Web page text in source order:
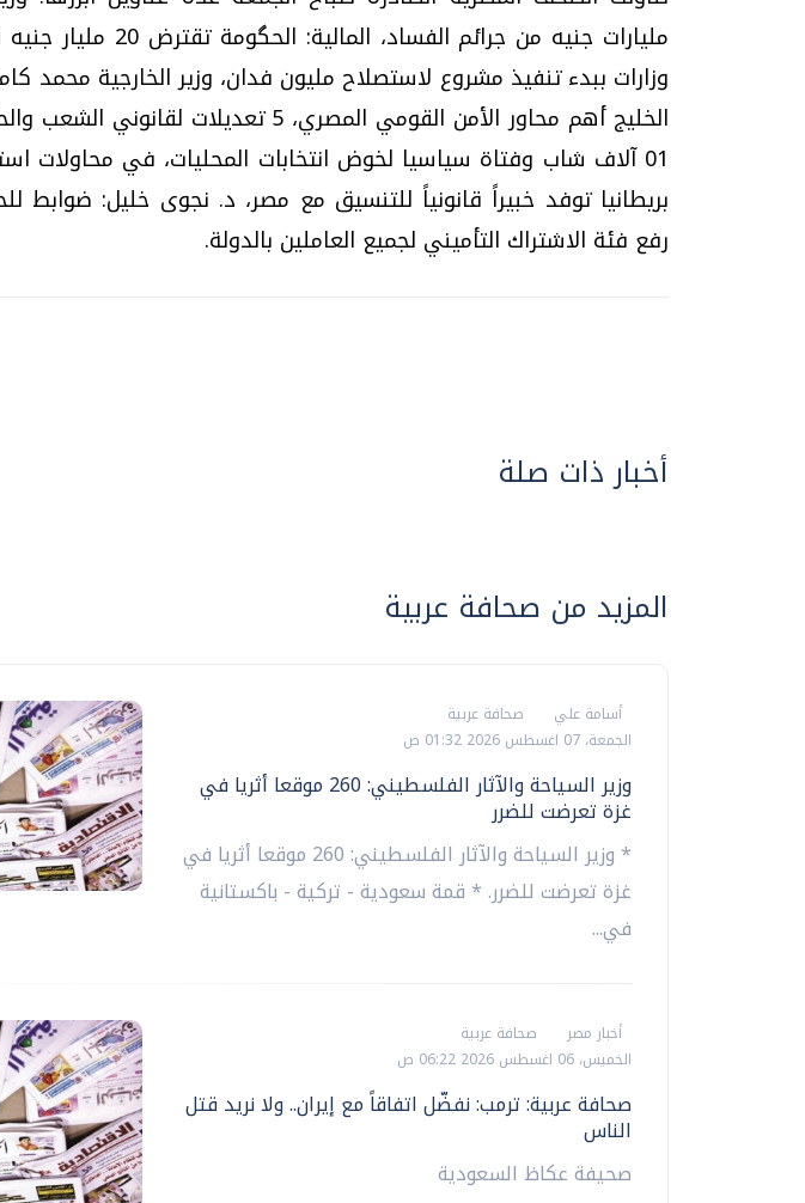
‬وزارات ببدء تنفيذ مشروع لاستصلاح مليون
الخليج أهم محاور الأمن القومي المصري، 5 تعديلات لقانوني الشعب
‏10‏ آلاف شاب وفتاة سياسيا لخوض انتخابات المحليات، في محاولات
بريطانيا توفد خبيراً قانونياً للتنسيق مع مصر، د. نجوى خليل: ضوابط
رفع فئة الاشتراك التأميني لجميع العاملين بالدولة.
أخبار ذات صلة
المزيد من صحافة عربية
أسامة علي
صحافة عربية
الجمعة، 07 اغسطس 2026 01:32 ص
وزير السياحة والآثار الفلسطيني: 260 موقعا أثريا في
غزة تعرضت للضرر
* وزير السياحة والآثار الفلسطيني: 260 موقعا أثريا في
غزة تعرضت للضرر. * قمة سعودية - تركية - باكستانية
في...
أخبار مصر
صحافة عربية
الخميس، 06 اغسطس 2026 06:22 ص
صحافة عربية: ترمب: نفضّل اتفاقاً مع إيران.. ولا نريد قتل
الناس
صحيفة عكاظ السعودية
دليلك
وإجابات
السبت، 01 اغسطس 2026 10:25 ص
فيديو.. الإعلام الرقمي.. تقنيات واعدة
وتحديات هائلة
الخميس، 30 يوليو 2026 01:09 م
موجات الطقس الساخنة.. لماذا تحدث وكيف